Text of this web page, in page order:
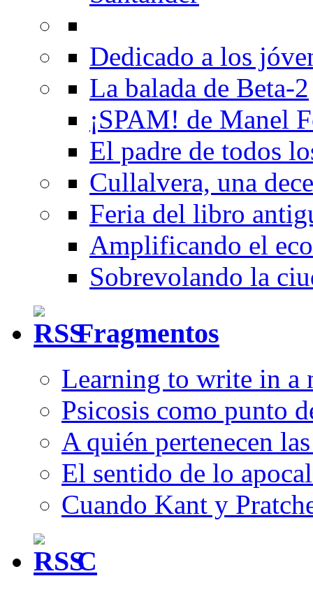
Dedicado a los
La balada de Beta-2
¡SPAM! de Manel
El padre de todos
Cullalvera, una
Feria del libro
Amplificando el
Sobrevolando la
Fragmentos
Learning to write in a
Psicosis como punto
A quién pertenecen
El sentido de lo
Cuando Kant y
C